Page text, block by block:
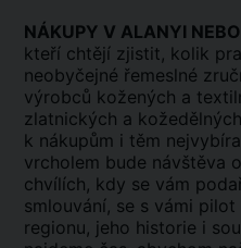
NÁKUPY V ALANYI
kteří chtějí zjistit, kolik
neobyčejné řemeslné
výrobců kožených a
zlatnických a
k nákupům i těm
vrcholem bude návštěva
chvílích, kdy se vám
smlouvání, se s vámi
regionu, jeho historie i